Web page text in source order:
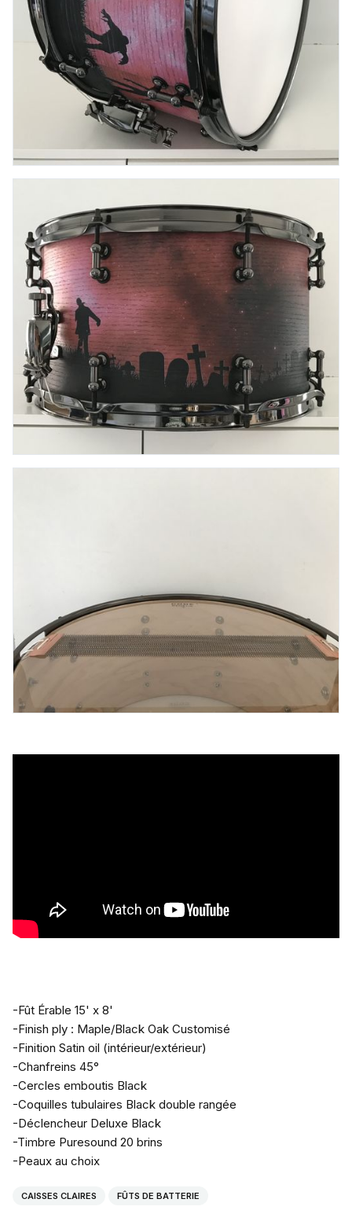
-Fût Érable 15' x 8'
-Finish ply : Maple/Black Oak Customisé
-Finition Satin oil (intérieur/extérieur)
-Chanfreins 45°
-Cercles emboutis Black
-Coquilles tubulaires Black double rangée
-Déclencheur Deluxe Black
-Timbre Puresound 20 brins
-Peaux au choix
CAISSES CLAIRES FÛTS DE BATTERIE